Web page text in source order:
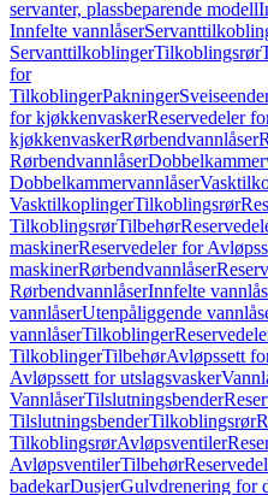
servanter, plassbeparende modell
Innfelte vannlåser
ServanttilkoblingerTilkoblingsrør
for
TilkoblingerPakninger
for kjøkkenvaskerReservedeler
kjøkkenvaskerRørbendvannlåser
Rørbendvannlåser
Dobbelkammervannlåser
VasktilkoplingerTilkoblingsrør
TilkoblingsrørTilbehør
maskinerReservedeler for
maskinerRørbendvannlåser
RørbendvannlåserInnfelte
vannlåserUtenpåliggende
vannlåserTilkoblinger
TilkoblingerTilbehørAvløpssett
Avløpssett for utslagsvasker
VannlåserTilslutningsbender
TilslutningsbenderTilkoblingsrør
TilkoblingsrørAvløpsventiler
AvløpsventilerTilbehør
badekarDusjerGulvdrenering for